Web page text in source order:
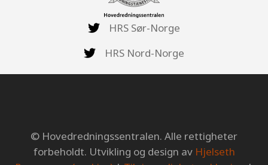
HRS Sør-Norge
HRS Nord-Norge
© Hovedredningssentralen. Alle rettigheter
forbeholdt. Utvikling og design av Hjelseth